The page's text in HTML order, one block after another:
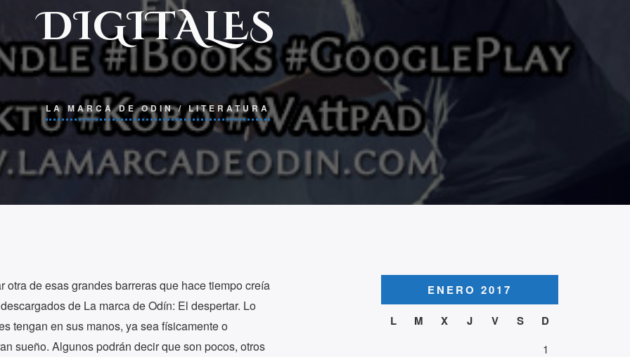
DIGITALES
LA MARCA DE ODIN/LITERATURA
otra de esas grandes barreras que hace tiempo creía
de La marca de Odín: El despertar. Lo
tengan en sus manos, ya sea físicamente o
sueño. Algunos podrán decir que son pocos, otros
ENERO 2017
L
M X J V S D
1